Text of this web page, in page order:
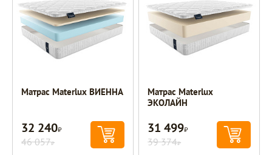
Матрас Materlux ВИЕННА
32 240Р
46 057Р
Матрас Materlux
ЭКОЛАЙН
31 499Р
39 374Р